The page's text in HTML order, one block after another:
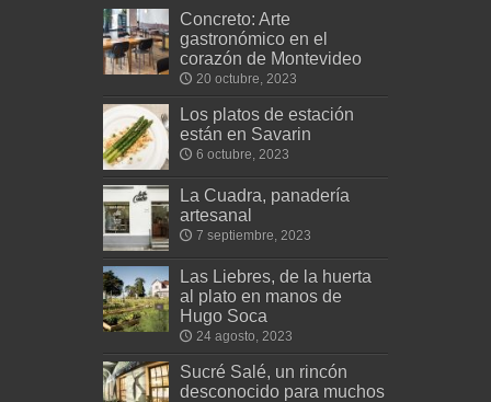
Concreto: Arte
gastronómico en el
corazón de Montevideo
20 octubre, 2023
Los platos de estación
están en Savarin
6 octubre, 2023
La Cuadra, panadería
artesanal
7 septiembre, 2023
Las Liebres, de la huerta
al plato en manos de
Hugo Soca
24 agosto, 2023
Sucré Salé, un rincón
desconocido para muchos